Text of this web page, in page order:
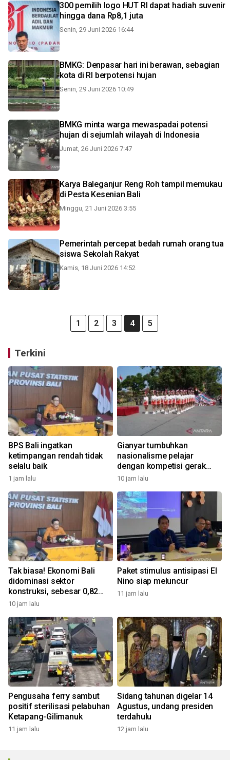
300 pemilih logo HUT RI dapat hadiah suvenir
hingga dana Rp8,1 juta
Senin, 29 Juni 2026 16:44
BMKG: Denpasar hari ini berawan, sebagian
kota di RI berpotensi hujan
Senin, 29 Juni 2026 10:49
BMKG minta warga mewaspadai potensi
hujan di sejumlah wilayah di Indonesia
Jumat, 26 Juni 2026 7:47
Karya Baleganjur Reng Roh tampil memukau
di Pesta Kesenian Bali
Minggu, 21 Juni 2026 3:55
Pemerintah percepat bedah rumah orang tua
siswa Sekolah Rakyat
Kamis, 18 Juni 2026 14:52
1 2 3 4 5
Terkini
BPS Bali ingatkan
ketimpangan rendah tidak
selalu baik
1 jam lalu
Gianyar tumbuhkan
nasionalisme pelajar
dengan kompetisi gerak
jalan
10 jam lalu
Tak biasa! Ekonomi Bali
didominasi sektor
konstruksi, sebesar 0,82
persen
10 jam lalu
Paket stimulus antisipasi El
Nino siap meluncur
11 jam lalu
Pengusaha ferry sambut
positif sterilisasi pelabuhan
Ketapang-Gilimanuk
11 jam lalu
Sidang tahunan digelar 14
Agustus, undang presiden
terdahulu
12 jam lalu